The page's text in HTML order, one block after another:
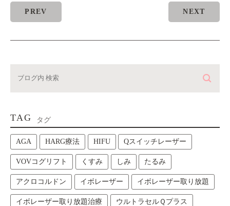
PREV NEXT
TAG タグ
AGA HARG療法 HIFU Qスイッチレーザー
VOVコグリフト くすみ しみ たるみ
アクロコルドン イボレーザー イボレーザー取り放題
イボレーザー取り放題治療 ウルトラセルＱプラス